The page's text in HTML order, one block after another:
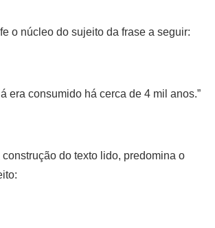
o núcleo do sujeito da frase a seguir:
era consumido há cerca de 4 mil anos.”
construção do texto lido, predomina o